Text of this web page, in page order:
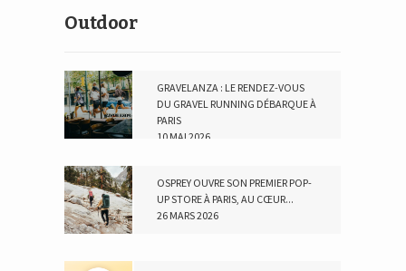
Outdoor
GRAVELANZA : LE RENDEZ-VOUS
DU GRAVEL RUNNING DÉBARQUE À
PARIS
10 MAI 2026
OSPREY OUVRE SON PREMIER POP-
UP STORE À PARIS, AU CŒUR...
26 MARS 2026